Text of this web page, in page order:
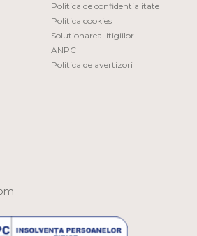
Politica de confidentialitate
Politica cookies
Solutionarea litigiilor
ANPC
Politica de avertizori